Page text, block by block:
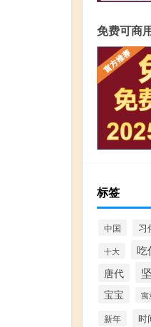
免费可商
标签
中国 习
十大 吃
唐代
宝宝 寓
新年 时